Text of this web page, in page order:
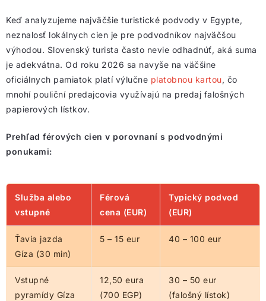
Keď analyzujeme najväčšie turistické podvody v Egypte,
neznalosť lokálnych cien je pre podvodníkov najväčšou
výhodou. Slovenský turista často nevie odhadnúť, aká suma
je adekvátna. Od roku 2026 sa navyše na väčšine
oficiálnych pamiatok platí výlučne platobnou kartou, čo
mnohí pouliční predajcovia využívajú na predaj falošných
papierových lístkov.
Prehľad férových cien v porovnaní s podvodnými
ponukami:
Služba alebo
vstupné
Férová
cena (EUR)
Typický podvod
(EUR)
Ťavia jazda
Gíza (30 min)
5 – 15 eur 40 – 100 eur
Vstupné
pyramídy Gíza
12,50 eura
(700 EGP)
30 – 50 eur
(falošný lístok)